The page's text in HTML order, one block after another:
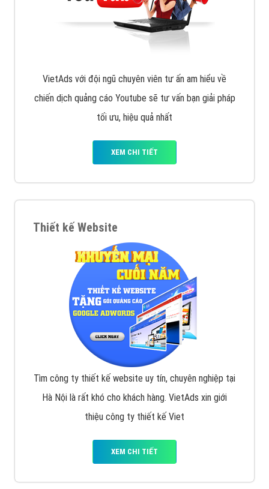
VietAds với đội ngũ chuyên viên tư ấn am hiểu về
chiến dịch quảng cáo Youtube sẽ tư vấn bạn giải pháp
tối ưu, hiệu quả nhất
XEM CHI TIẾT
Thiết kế Website
Tìm công ty thiết kế website uy tín, chuyên nghiệp tại
Hà Nội là rất khó cho khách hàng. VietAds xin giới
thiệu công ty thiết kế Viet
XEM CHI TIẾT